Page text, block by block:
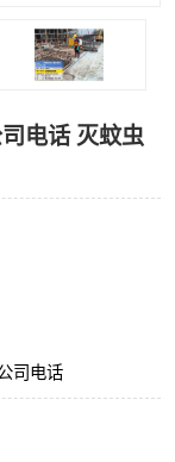
电话 灭蚊虫
司电话